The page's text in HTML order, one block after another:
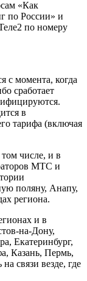
«Как
по России» и
по номеру
с момента, когда
сработает
в
тарифа (включая
числе, и в
МТС и
поляну, Анапу,
региона.
и в
на-Дону,
Екатеринбург,
Казань, Пермь,
связи везде, где